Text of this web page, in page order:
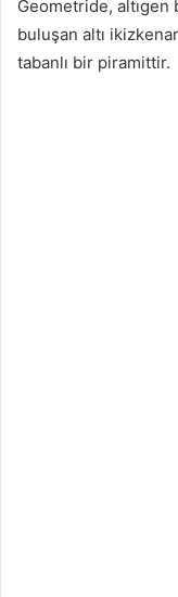
Geometride,
buluşan altı
tabanlı bir piramittir.